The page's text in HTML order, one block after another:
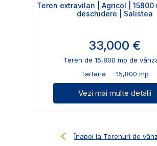
Teren extravilan | Agricol | 15800
deschidere | Salistea
33,000 €
Teren de 15,800 mp de
Tartaria
15,800 mp
Vezi mai multe detalii
Înapoi la Terenuri de